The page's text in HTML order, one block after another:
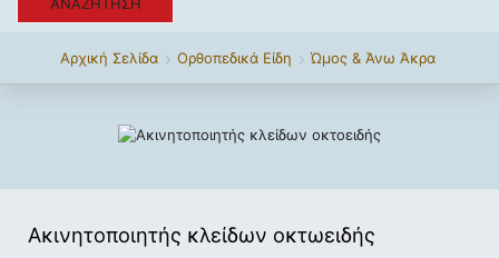
ΑΝΑΖΉΤΗΣΗ
Αρχική Σελίδα Ορθοπεδικά Είδη Ώμος & Άνω Άκρα
Ακινητοποιητής κλείδων οκτωειδής